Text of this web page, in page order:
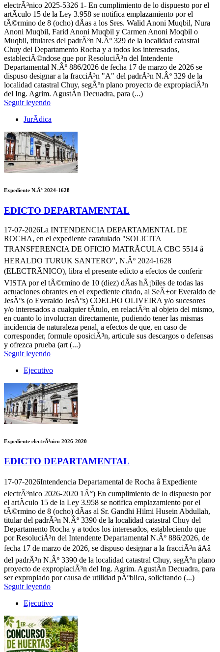
electrÃ³nico 2025-5326 1- En cumplimiento de lo dispuesto por el
artÃ­culo 15 de la Ley 3.958 se notifica emplazamiento por el
tÃ©rmino de 8 (ocho) dÃ­as a los Sres. Walid Anoni Muqbil, Nura
Anoni Muqbil, Farid Anoni Muqbil y Carmen Anoni Moqbil o
Muqbil, titulares del padrÃ³n N.Âº 329 de la localidad catastral
Chuy del Departamento Rocha y a todos los interesados,
estableciÃ©ndose que por ResoluciÃ³n del Intendente
Departamental N.Âº 886/2026 de fecha 17 de marzo de 2026 se
dispuso designar a la fracciÃ³n "A" del padrÃ³n N.Âº 329 de la
localidad catastral Chuy, segÃºn plano proyecto de expropiaciÃ³n
del Ing. Agrim. AgustÃ­n Decuadra, para (...)
Seguir leyendo
JurÃ­dica
Expediente N.Âº 2024-1628
EDICTO DEPARTAMENTAL
17-07-2026La INTENDENCIA DEPARTAMENTAL DE
ROCHA, en el expediente caratulado "SOLICITA
TRANSFERENCIA DE OFICIO MATRÃCULA CBC 5514 â
HERALDO TURUK SANTERO", N.Âº 2024-1628
(ELECTRÃNICO), libra el presente edicto a efectos de conferir
VISTA por el tÃ©rmino de 10 (diez) dÃ­as hÃ¡biles de todas las
actuaciones obrantes en el expediente citado, al SeÃ±or Everaldo de
JesÃºs (o Everaldo JesÃºs) COELHO OLIVEIRA y/o sucesores
y/o interesados a cualquier tÃ­tulo, en relaciÃ³n al objeto del mismo,
en cuanto lo involucran directamente, pudiendo tener las mismas
incidencia de naturaleza penal, a efectos de que, en caso de
corresponder, formule oposiciÃ³n, articule sus descargos o defensas
y ofrezca prueba (art (...)
Seguir leyendo
Ejecutivo
Expediente electrÃ³nico 2026-2020
EDICTO DEPARTAMENTAL
17-07-2026Intendencia Departamental de Rocha â Expediente
electrÃ³nico 2026-2020 1Â°) En cumplimiento de lo dispuesto por
el artÃ­culo 15 de la Ley 3.958 se notifica emplazamiento por el
tÃ©rmino de 8 (ocho) dÃ­as al Sr. Gandhi Hilmi Husein Abdullah,
titular del padrÃ³n N.Âº 3390 de la localidad catastral Chuy del
Departamento Rocha y a todos los interesados, estableciendo que
por ResoluciÃ³n del Intendente Departamental N.Âº 886/2026, de
fecha 17 de marzo de 2026, se dispuso designar a la fracciÃ³n âAâ
del padrÃ³n N.Âº 3390 de la localidad catastral Chuy, segÃºn plano
proyecto de expropiaciÃ³n del Ing. Agrim. AgustÃ­n Decuadra, para
ser expropiado por causa de utilidad pÃºblica, solicitando (...)
Seguir leyendo
Ejecutivo